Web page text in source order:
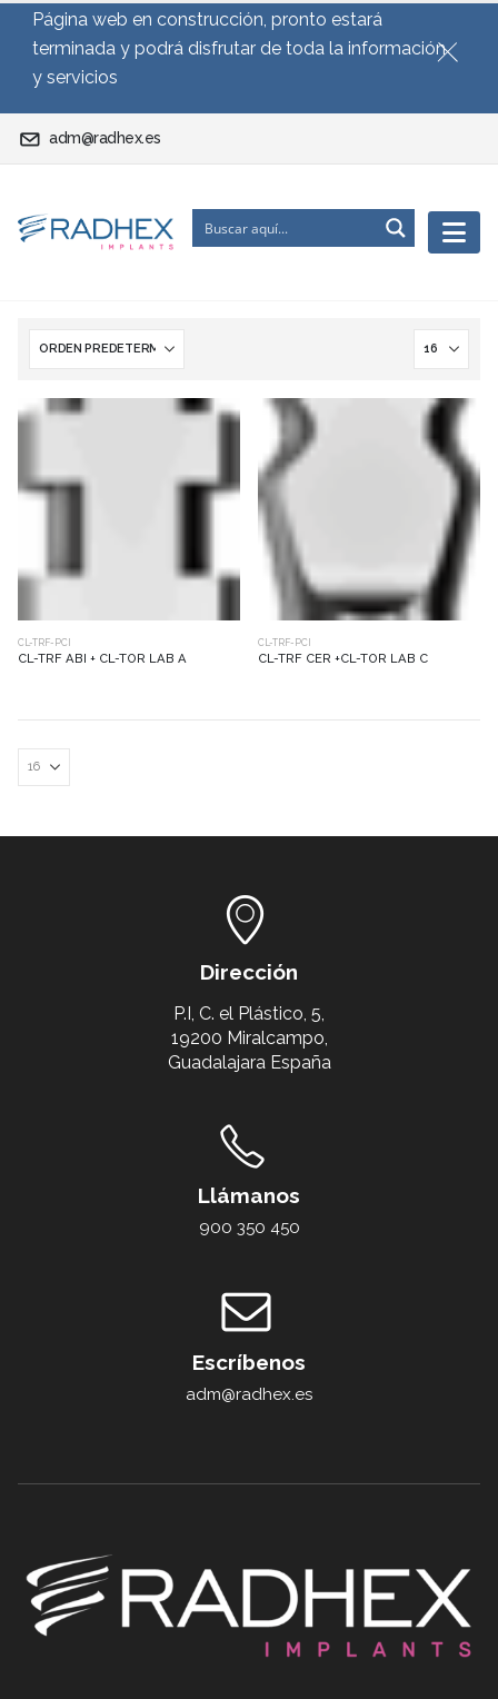
Página web en construcción, pronto estará
terminada y podrá disfrutar de toda la información
y servicios
adm@radhex.es
CL-TRF-PCI
CL-TRF ABI + CL-TOR LAB A
CL-TRF-PCI
CL-TRF CER +CL-TOR LAB C
Dirección
P.I, C. el Plástico, 5,
19200 Miralcampo,
Guadalajara España
Llámanos
900 350 450
Escríbenos
adm@radhex.es